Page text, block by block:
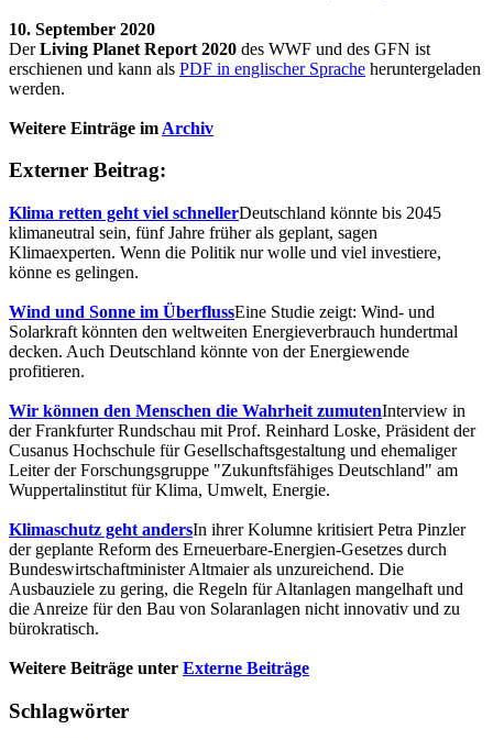
10. September 2020
DerLiving Planet Report 2020 des WWF und des GFN ist
erschienen und kann als PDF in englischer Sprache heruntergeladen
werden.
Weitere Einträge im Archiv
Externer Beitrag:
Klima retten geht viel schnellerDeutschland könnte bis 2045
klimaneutral sein, fünf Jahre früher als geplant, sagen
Klimaexperten. Wenn die Politik nur wolle und viel investiere,
könne es gelingen.
Wind und Sonne im ÜberflussEine Studie zeigt: Wind- und
Solarkraft könnten den weltweiten Energieverbrauch hundertmal
decken. Auch Deutschland könnte von der Energiewende
profitieren.
Wir können den Menschen die Wahrheit zumutenInterview in
der Frankfurter Rundschau mit Prof. Reinhard Loske, Präsident der
Cusanus Hochschule für Gesellschaftsgestaltung und ehemaliger
Leiter der Forschungsgruppe "Zukunftsfähiges Deutschland" am
Wuppertalinstitut für Klima, Umwelt, Energie.
Klimaschutz geht andersIn ihrer Kolumne kritisiert Petra Pinzler
der geplante Reform des Erneuerbare-Energien-Gesetzes durch
Bundeswirtschaftminister Altmaier als unzureichend. Die
Ausbauziele zu gering, die Regeln für Altanlagen mangelhaft und
die Anreize für den Bau von Solaranlagen nicht innovativ und zu
bürokratisch.
Weitere Beiträge unter Externe Beiträge
Schlagwörter